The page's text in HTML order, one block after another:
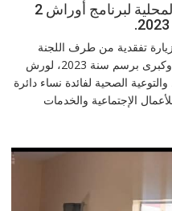
زيارة تفقدية من طرف اللجنة المحلية لبرنامج أوراش 2
13 نونبر 2023، كانت زيارة تفقدية من طرف اللجنة
المحلية لبرنامج أوراش 2 عامة صغرى وكبرى برسم سنة 2023، لورش
الصحية لفائدة نساء دائرة
الإجتماعية والخدمات